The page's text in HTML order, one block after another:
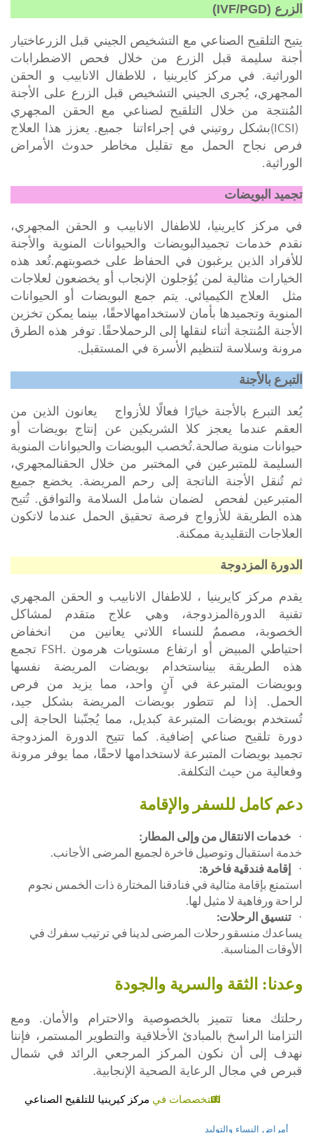
الزرع (
IVF/PGD
)
يتيح التلقيح الصناعي مع التشخيص الجيني قبل الزرعاختيار
أجنة سليمة قبل الزرع من خلال فحص الاضطرابات
الوراثية. في مركز كايرينيا ، للاطفال الانابيب و الحقن
المجهري، يُجرى
الجيني التشخيص قبل الزرع على الأجنة
المُنتجة من خلال التلقيح لصناعي مع الحقن المجهري
(ICSI)بشكل روتيني في إجراءاتنا جميع. يعزز هذا العلاج
فرص نجاح الحمل مع تقليل مخاطر حدوث الأمراض
الوراثية.
تجميد البويضات
في مركز كايرينيا، للاطفال الانابيب و الحقن المجهري،
نقدم خدمات تجميدالبويضات والحيوانات المنوية والأجنة
للأفراد الذين يرغبون في الحفاظ على خصوبتهم.تُعد هذه
الخيارات مثالية لمن يُؤجلون الإنجاب أو يخضعون لعلاجات
مثل العلاج الكيميائي. يتم جمع البويضات أو الحيوانات
المنوية وتجميدها بأمان لاستخدامهالاحقًا، بينما يمكن تخزين
الأجنة المُنتجة أثناء لنقلها إلى الرحملاحقًا. توفر هذه الطرق
مرونة وسلاسة لتنظيم الأسرة في المستقبل.
التبرع بالأجنة
يُعد التبرع بالأجنة خيارًا فعالًا للأزواج يعانون الذين من
العقم عندما يعجز كلا الشريكين عن إنتاج بويضات أو
حيوانات منوية صالحة.تُخصب البويضات والحيوانات المنوية
السليمة للمتبرعين في المختبر من خلال الحقنالمجهري،
ثم تُنقل الأجنة الناتجة إلى رحم المريضة. يخضع جميع
المتبرعين لفحص لضمان شامل السلامة والتوافق. تُتيح
هذه الطريقة للأزواج فرصة تحقيق الحمل عندما لاتكون
العلاجات التقليدية ممكنة.
الدورة المزدوجة
يقدم مركز كايرينيا ، للاطفال الانابيب و الحقن المجهري
تقنية الدورةالمزدوجة، وهي علاج متقدم لمشاكل
الخصوبة، مصممٌ للنساء اللاتي يعانين من
انخفاض
احتياطي المبيض أو ارتفاع مستويات هرمون FSH. تجمع
هذه الطريقة بيناستخدام بويضات المريضة نفسها
وبويضات المتبرعة في آنٍ واحد، مما يزيد من فرص
الحمل. إذا لم تتطور بويضات المريضة بشكل جيد،
تُستخدم بويضات المتبرعة كبديل، مما يُجنّبنا الحاجة إلى
دورة تلقيح صناعي إضافية. كما تتيح الدورة المزدوجة
تجميد بويضات المتبرعة لاستخدامها لاحقًا، مما يوفر مرونة
وفعالية من حيث التكلفة.
دعم كامل للسفر والإقامة
·
خدمات الانتقال من وإلى المطار:
خدمة استقبال وتوصيل فاخرة لجميع المرضى الأجانب.
·
إقامة فندقية فاخرة:
استمتع بإقامة مثالية في فنادقنا المختارة ذات الخمس نجوم
لراحة ورفاهية لا مثيل لها.
·
تنسيق الرحلات:
يساعدك منسقو رحلات المرضى لدينا في ترتيب سفرك في
الأوقات المناسبة.
وعدنا: الثقة والسرية والجودة
رحلتك معنا تتميز بالخصوصية والاحترام والأمان. ومع
التزامنا الراسخ بالمبادئ الأخلاقية والتطوير المستمر، فإننا
نهدف إلى
أن نكون المركز
المرجعي الرائد في شمال
قبرص في مجال الرعاية الصحية الإنجابية.
التتخصصات في مركز كيرينيا للتلقيح الصناعي
أمراض النساء والتوليد